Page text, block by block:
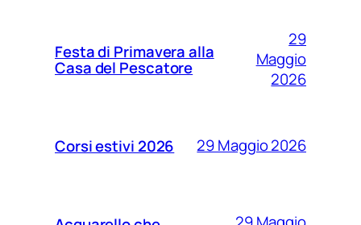
Festa di Primavera alla
Casa del Pescatore
29
Maggio
2026
Corsi estivi 2026 29 Maggio 2026